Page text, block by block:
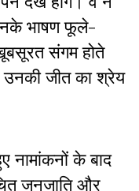
भाषण फूले-
संगम होते
उनकी जीत का श्रेय
नामांकनों के बाद
जनजाति और